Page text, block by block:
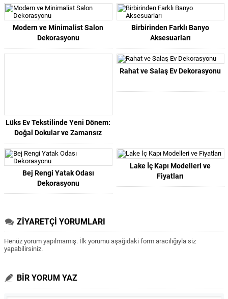
Modern ve Minimalist Salon
Dekorasyonu
Birbirinden Farklı Banyo
Aksesuarları
Lüks Ev Tekstilinde Yeni Dönem:
Doğal Dokular ve Zamansız
Tasarımlar
Rahat ve Salaş Ev Dekorasyonu
Bej Rengi Yatak Odası
Dekorasyonu
Lake İç Kapı Modelleri ve
Fiyatları
ZİYARETÇİ YORUMLARI
Henüz yorum yapılmamış. İlk yorumu aşağıdaki form aracılığıyla siz
yapabilirsiniz.
BİR YORUM YAZ